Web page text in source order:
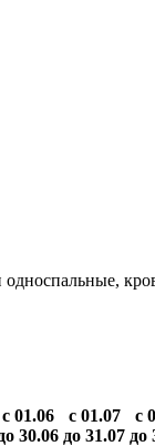
с 01.06
30.06
с 01.07
до 31.07
с
до